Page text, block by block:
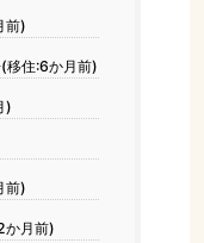
前)
移住:6か月前)
)
前)
か月前)